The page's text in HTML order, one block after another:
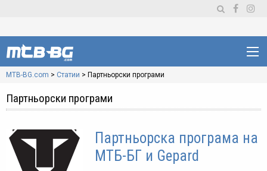
MTB-BG.com > Статии > Партньорски програми
Партньорски програми
Партньорска програма на
МТБ-БГ и Gepard